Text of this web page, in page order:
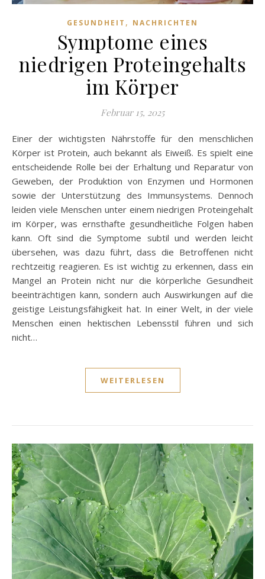
GESUNDHEIT , NACHRICHTEN
Symptome eines
niedrigen Proteingehalts
im Körper
Februar 15, 2025
Einer der wichtigsten Nährstoffe für den menschlichen
Körper ist Protein, auch bekannt als Eiweiß. Es spielt eine
entscheidende Rolle bei der Erhaltung und Reparatur von
Geweben, der Produktion von Enzymen und Hormonen
sowie der Unterstützung des Immunsystems. Dennoch
leiden viele Menschen unter einem niedrigen Proteingehalt
im Körper, was ernsthafte gesundheitliche Folgen haben
kann. Oft sind die Symptome subtil und werden leicht
übersehen, was dazu führt, dass die Betroffenen nicht
rechtzeitig reagieren. Es ist wichtig zu erkennen, dass ein
Mangel an Protein nicht nur die körperliche Gesundheit
beeinträchtigen kann, sondern auch Auswirkungen auf die
geistige Leistungsfähigkeit hat. In einer Welt, in der viele
Menschen einen hektischen Lebensstil führen und sich
nicht…
WEITERLESEN